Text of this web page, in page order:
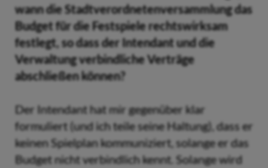
wann die Stadtverordnetenversammlung das
Budget für die Festspiele rechtswirksam
festlegt, so dass der Intendant und die
Verwaltung verbindliche Verträge
abschließen können?
Der Intendant hat mir gegenüber klar
formuliert (und ich teile seine Haltung), dass er
keinen Spielplan kommuniziert, solange er das
Budget nicht verbindlich kennt. Solange wird